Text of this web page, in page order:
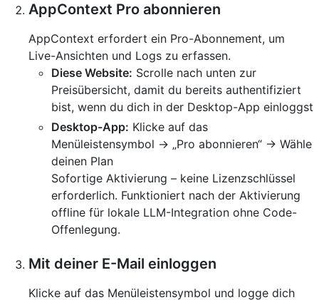
AppContext Pro abonnieren
AppContext erfordert ein Pro-Abonnement, um
Live-Ansichten und Logs zu erfassen.
Diese Website: Scrolle nach unten zur
Preisübersicht, damit du bereits authentifiziert
bist, wenn du dich in der Desktop-App einloggst
Desktop-App: Klicke auf das
Menüleistensymbol → „Pro abonnieren“ → Wähle
deinen Plan
Sofortige Aktivierung – keine Lizenzschlüssel
erforderlich. Funktioniert nach der Aktivierung
offline für lokale LLM-Integration ohne Code-
Offenlegung.
Mit deiner E-Mail einloggen
Klicke auf das Menüleistensymbol und logge dich